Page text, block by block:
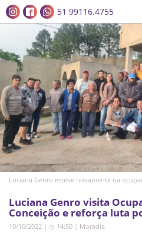
51 99116.4755
Luciana Genro esteve novamente na
Luciana Genro visita
Conceição e reforça luta
10/10/2022 | ◷ 14:50 | Moradia